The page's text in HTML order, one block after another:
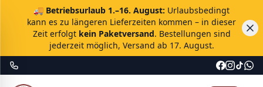
🚚 Betriebsurlaub 1.–16. August: Urlaubsbedingt
kann es zu längeren Lieferzeiten kommen – in dieser
Zeit erfolgt kein Paketversand. Bestellungen sind
jederzeit möglich, Versand ab 17. August.